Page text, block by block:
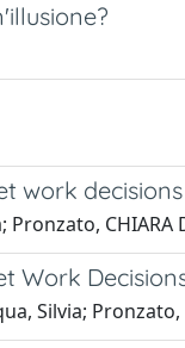
work
Pronzato, CHIARA
Work
Silvia; Pronzato,